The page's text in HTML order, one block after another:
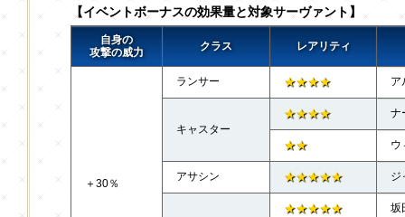
【イベントボーナスの効果量と対象サーヴァント】
自身の
攻撃の威力
クラス レアリティ
＋30％
ランサー ★★★★ ア
キャスター
★★★★ ナ
★★ ウ
アサシン ★★★★★ ジ
★★★★★ 坂